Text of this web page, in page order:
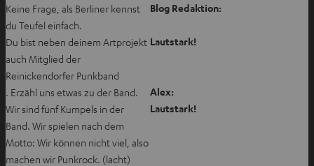
Keine Frage, als Berliner kennst
du Teufel einfach.
Blog Redaktion:
Du bist neben deinem Artprojekt
auch Mitglied der
Reinickendorfer Punkband
Lautstark!
. Erzähl uns etwas zu der Band. Alex:
Wir sind fünf Kumpels in der
Band. Wir spielen nach dem
Motto: Wir können nicht viel, also
machen wir Punkrock. (lacht)
Lautstark!